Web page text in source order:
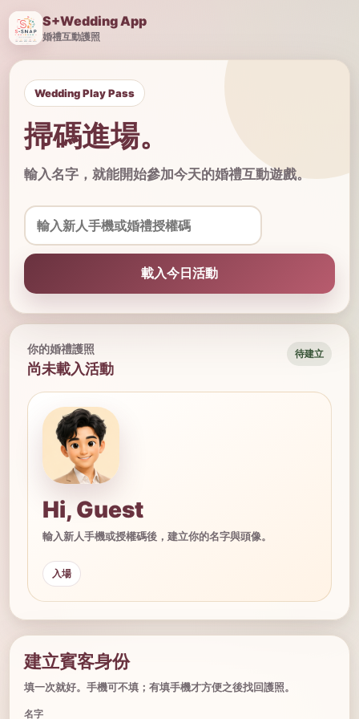
S+Wedding App
婚禮互動護照
Wedding Play Pass
掃碼進場。
輸入名字，就能開始參加今天的婚禮互動遊戲。
載入今日活動
你的婚禮護照
尚未載入活動
待建立
Hi, Guest
輸入新人手機或授權碼後，建立你的名字與頭像。
入場
建立賓客身份
填一次就好。手機可不填；有填手機才方便之後找回護照。
名字